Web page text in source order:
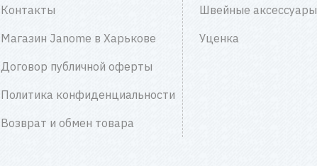
Контакты
Магазин Janome в Харькове
Договор публичной оферты
Политика конфиденциальности
Возврат и обмен товара
Швейные аксессуары
Уценка